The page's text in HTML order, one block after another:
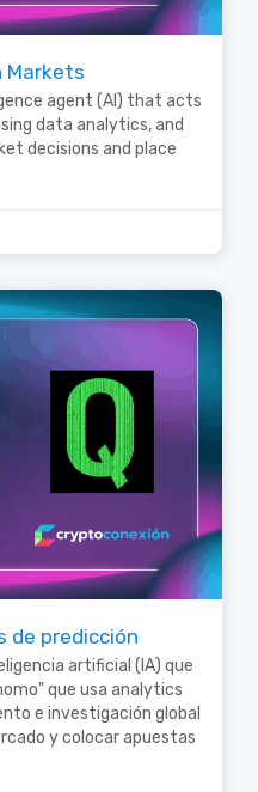
Markets
agent (AI) that acts
data analytics, and
decisions and place
de predicción
artificial (IA) que
que usa analytics
e investigación global
y colocar apuestas